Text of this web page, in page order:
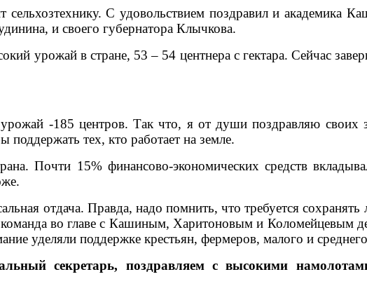
С удовольствием поздравил и академика
и своего губернатора Клычкова.
урожай в стране, 53 – 54 центнера с гектара. Сейчас
-185 центров. Так что, я от души поздравляю своих
тех, кто работает на земле.
Почти 15% финансово-экономических средств
отдача. Правда, надо помнить, что требуется
во главе с Кашиным, Харитоновым и Коломейцевым
уделяли поддержке крестьян, фермеров, малого и
секретарь, поздравляем с высокими